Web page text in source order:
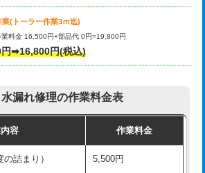
業(トーラー作業3ｍ迄)
料金 16,500円+部品代 0円=19,800円
➡16,800円(税込)
水漏れ修理の作業料金表
容 作業料金
詰まり） 5,500円